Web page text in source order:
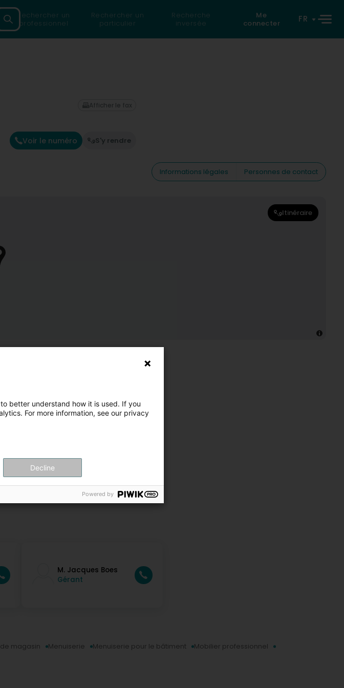
Rechercher un
professionnel
Rechercher un
particulier
Recherche
inversée
Me
connecter
FR
Voir le numéro S'y rendre
Afficher le fax
Informations légales
Personnes de contact
Itinéraire
M. Jacques Boes
Gérant
magasin Menuiserie Menuiserie pour le bâtiment Mobilier professionnel
better understand how it is used. If you
For more information, see our privacy
Decline
Powered by